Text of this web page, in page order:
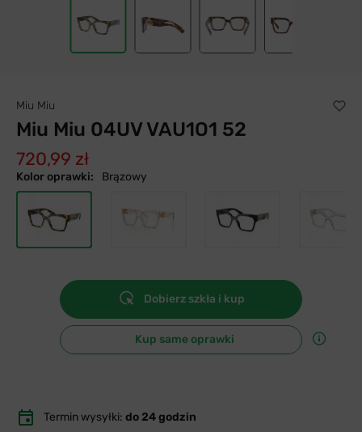
Miu Miu
Miu Miu 04UV VAU1O1 52
720,99 zł
Kolor oprawki: Brązowy
Dobierz szkła i kup
Kup same oprawki
Termin wysyłki: do 24 godzin